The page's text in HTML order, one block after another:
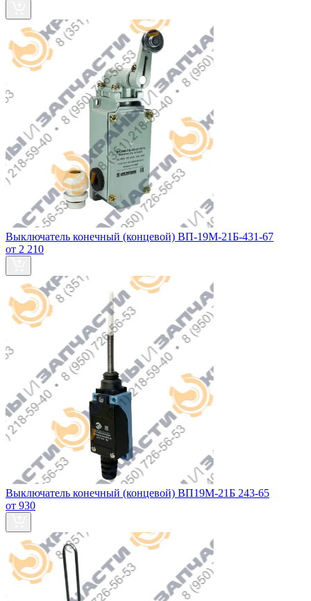
Выключатель конечный (концевой) ВП-19М-21Б-431-67
от 2 210
Выключатель конечный (концевой) ВП19М-21Б 243-65
от 930